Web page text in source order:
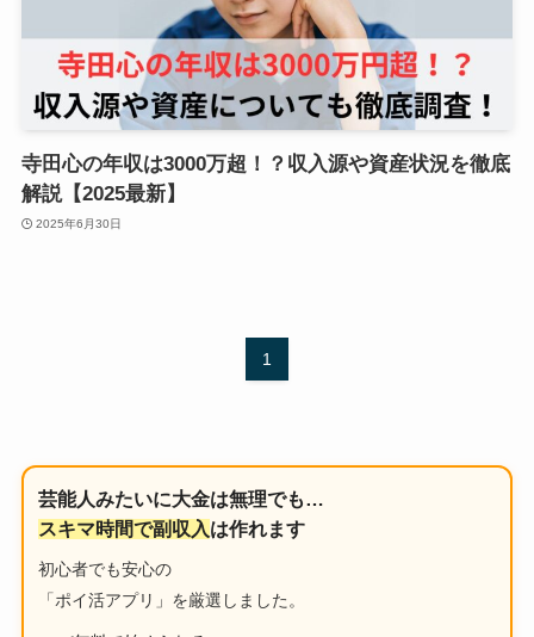
寺田心の年収は3000万超！？収入源や資産状況を徹底
解説【2025最新】
2025年6月30日
1
芸能人みたいに大金は無理でも…
スキマ時間で副収入は作れます
初心者でも安心の
「ポイ活アプリ」を厳選しました。